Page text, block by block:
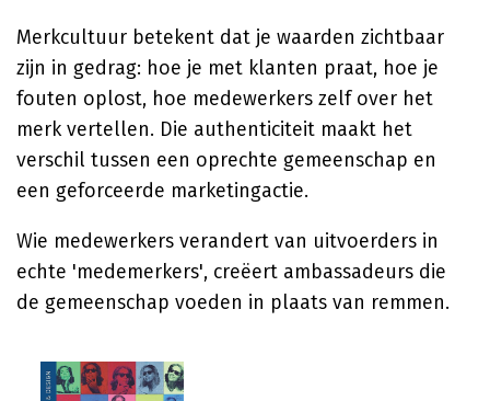
Merkcultuur betekent dat je waarden zichtbaar
zijn in gedrag: hoe je met klanten praat, hoe je
fouten oplost, hoe medewerkers zelf over het
merk vertellen. Die authenticiteit maakt het
verschil tussen een oprechte gemeenschap en
een geforceerde marketingactie.
Wie medewerkers verandert van uitvoerders in
echte 'medemerkers', creëert ambassadeurs die
de gemeenschap voeden in plaats van remmen.